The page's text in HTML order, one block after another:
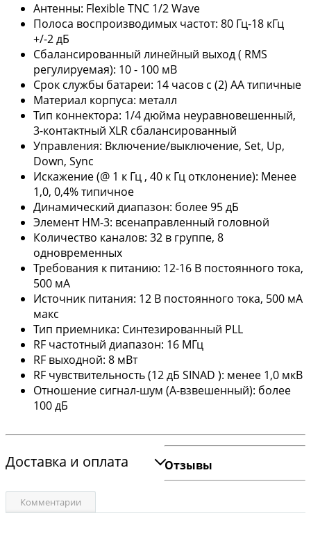
Антенны: Flexible TNC 1/2 Wave
Полоса воспроизводимых частот: 80 Гц-18 кГц
+/-2 дБ
Сбалансированный линейный выход ( RMS
регулируемая): 10 - 100 мВ
Срок службы батареи: 14 часов с (2) АА типичные
Материал корпуса: металл
Тип коннектора: 1/4 дюйма неуравновешенный,
3-контактный XLR сбалансированный
Управления: Включение/выключение, Set, Up,
Down, Sync
Искажение (@ 1 к Гц , 40 к Гц отклонение): Менее
1,0, 0,4% типичное
Динамический диапазон: более 95 дБ
Элемент HM-3: всенаправленный головной
Количество каналов: 32 в группе, 8
одновременных
Требования к питанию: 12-16 В постоянного тока,
500 мА
Источник питания: 12 В постоянного тока, 500 мА
макс
Тип приемника: Синтезированный PLL
RF частотный диапазон: 16 MГц
RF выходной: 8 мВт
RF чувствительность (12 дБ SINAD ): менее 1,0 мкВ
Отношение сигнал-шум (A-взвешенный): более
100 дБ
Доставка и оплата Отзывы
Комментарии